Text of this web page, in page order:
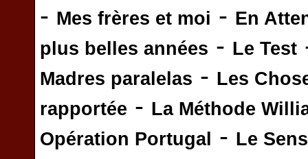
- Mes frères et moi - En
plus belles années - Le Test
Madres paralelas - Les
rapportée - La Méthode
Opération Portugal
- Le